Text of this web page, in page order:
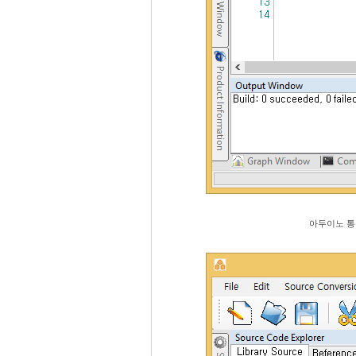
아두이노